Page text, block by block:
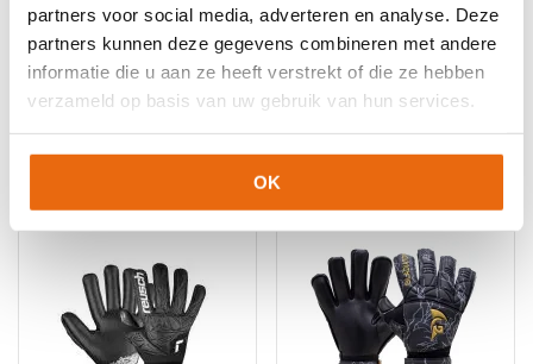
partners voor social media, adverteren en analyse. Deze
partners kunnen deze gegevens combineren met andere
informatie die u aan ze heeft verstrekt of die ze hebben
verzameld op basis van uw gebruik van hun services.
OK
SALE! -56%
Gladiator Sports
Ocirne
€89,95 Oorspronkelijke
prijs
was:
€ 39,95Huidige
prijs
is:
kan
gekozen
SALE! -40%
Reusch Attrakt Grip
€39,95Oorspronkelijke
prijs
was:
€23,95 Huidige
prijs
is:
product
variaties.
Deze
optie
kan
gekozen
worden